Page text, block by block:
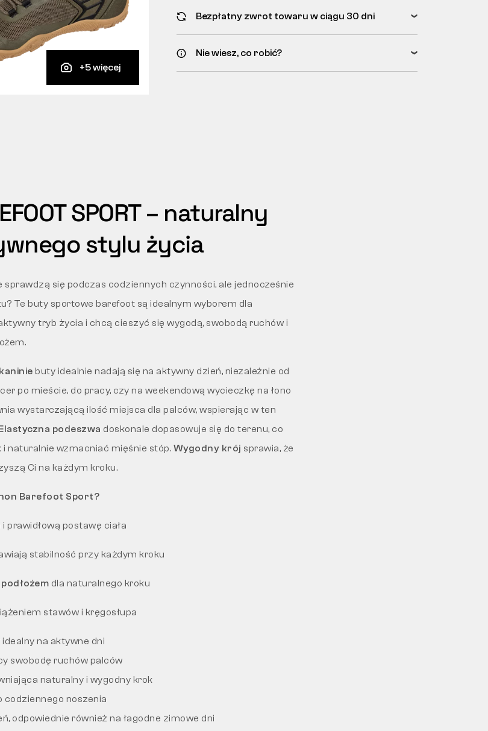
+5 więcej
Bezpłatny zwrot towaru w ciągu 30 dni
Nie wiesz, co robić?
SPORT – naturalny
stylu życia
się podczas codziennych czynności, ale jednocześnie
Te buty sportowe barefoot są idealnym wyborem dla
tryb życia i chcą cieszyć się wygodą, swobodą ruchów i
buty idealnie nadają się na aktywny dzień, niezależnie od
po mieście, do pracy, czy na weekendową wycieczkę na łono
wystarczającą ilość miejsca dla palców, wspierając w ten
podeszwa doskonale dopasowuje się do terenu, co
naturalnie wzmacniać mięśnie stóp. Wygodny krój sprawia, że
Ci na każdym kroku.
Barefoot Sport?
i prawidłową postawę ciała
stabilność przy każdym kroku
dla naturalnego kroku
stawów i kręgosłupa
na aktywne dni
swobodę ruchów palców
naturalny i wygodny krok
codziennego noszenia
odpowiednie również na łagodne zimowe dni